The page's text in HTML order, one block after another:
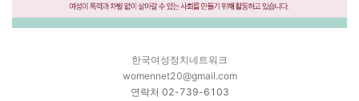
한국여성정치네트워크
womennet20@gmail.com
연락처 02-739-6103